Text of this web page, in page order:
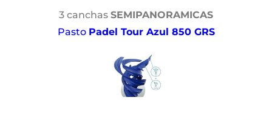
3 canchas SEMIPANORAMICAS
Pasto Padel Tour Azul 850 GRS